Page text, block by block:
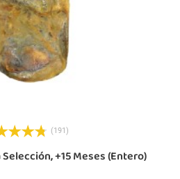
(191)
+15 Meses (entero)